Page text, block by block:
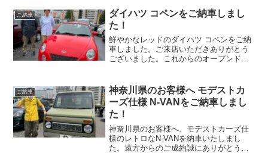
ご納車
ダイハツ コペンをご納車しまし
た！
鮮やかなレッドのダイハツ コペンをご納
車しました。ご来店いただきありがとう
ございました。これからのオープンドラ
もお任せいただけます。
ご納車
神奈川県のお客様へ モデストカ
ーズ仕様 N-VANをご納車しまし
た！
神奈川県のお客様へ、モデストカーズ仕
様のレトロなN-VANを納車いたしまし
た。遠方からのご成約誠にありがとうご